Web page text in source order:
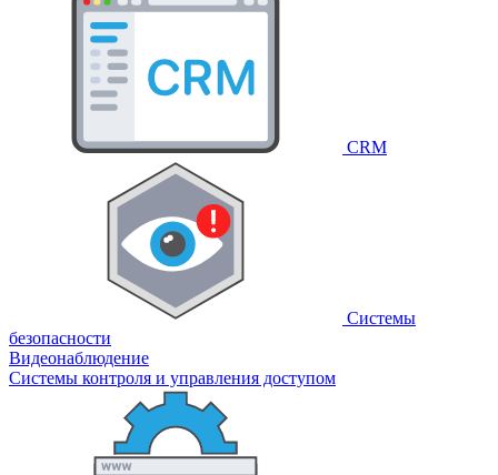
CRM
Системы
безопасности
Видеонаблюдение
Системы контроля и управления доступом